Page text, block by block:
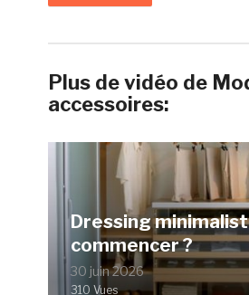
Plus de vidéo de
accessoires:
Dressing
commencer ?
30 juin 2026
310 Vues